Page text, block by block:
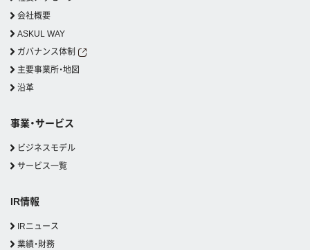
会社概要
ASKUL WAY
ガバナンス体制
主要事業所・地図
沿革
事業・サービス
ビジネスモデル
サービス一覧
IR情報
IRニュース
業績・財務